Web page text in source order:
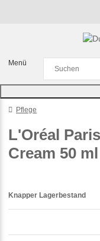
Menü
Pflege
L'Oréal
Cream 50 ml
Knapper Lagerbestand